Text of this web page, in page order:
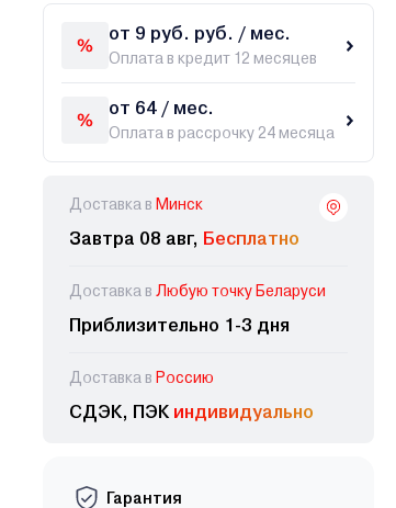
от 9 руб. руб. / мес.
Оплата в кредит 12 месяцев
от 64 / мес.
Оплата в рассрочку 24 месяца
Доставка в Минск
Завтра 08 авг, Бесплатно
Доставка в Любую точку Беларуси
Приблизительно 1-3 дня
Доставка в Россию
СДЭК, ПЭК индивидуально
Гарантия